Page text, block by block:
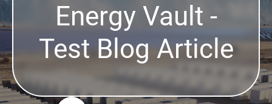
Energy Vault -
Test Blog Article